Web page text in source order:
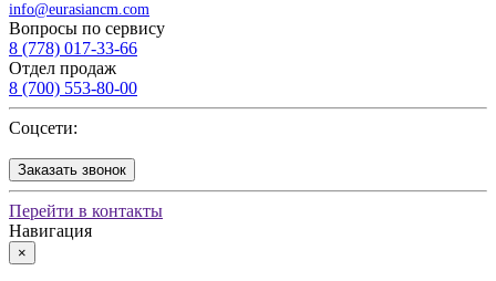
info@eurasiancm.com
Вопросы по сервису
8 (778) 017-33-66
Отдел продаж
8 (700) 553-80-00
Соцсети:
Заказать звонок
Перейти в контакты
Навигация
×